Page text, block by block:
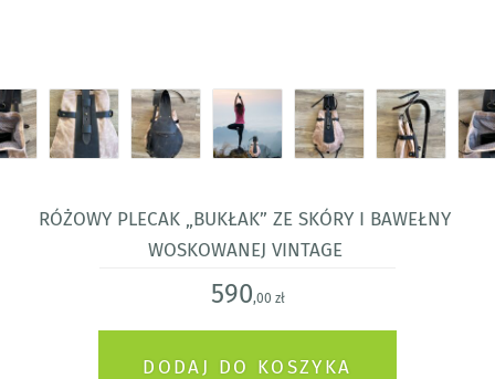
Różowy plecak „Bukłak” ze skóry i bawełny
woskowanej Vintage
590,00 zł